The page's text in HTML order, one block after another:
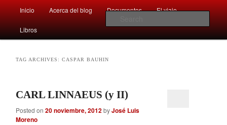
Afán por saber
nos rodea
Main
menu
Skip
to
Skip
to
Inicio Acerca del blog Documentos El viaje …
Libros
TAG ARCHIVES: CASPAR BAUHIN
CARL LINNAEUS (y II)
Posted on 20 noviembre, 2012byJosé Luis
Moreno